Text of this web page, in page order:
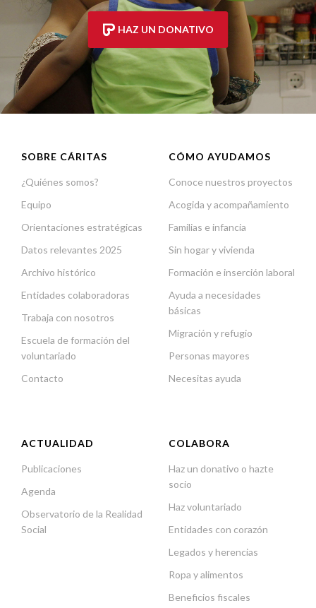
HAZ UN DONATIVO
SOBRE CÁRITAS
¿Quiénes somos?
Equipo
Orientaciones estratégicas
Datos relevantes 2025
Archivo histórico
Entidades colaboradoras
Trabaja con nosotros
Escuela de formación del
voluntariado
Contacto
CÓMO AYUDAMOS
Conoce nuestros proyectos
Acogida y acompañamiento
Familias e infancia
Sin hogar y vivienda
Formación e inserción laboral
Ayuda a necesidades
básicas
Migración y refugio
Personas mayores
Necesitas ayuda
ACTUALIDAD
Publicaciones
Agenda
Observatorio de la Realidad
Social
COLABORA
Haz un donativo o hazte
socio
Haz voluntariado
Entidades con corazón
Legados y herencias
Ropa y alimentos
Beneficios fiscales